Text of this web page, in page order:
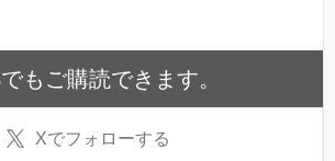
もご購読できます。
Xでフォローする